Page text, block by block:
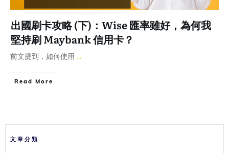
出國刷卡攻略 (下)：Wise 匯率雖好，為何我
堅持刷 Maybank 信用卡？
前文提到，如何使用 ...
Read More
文章分類